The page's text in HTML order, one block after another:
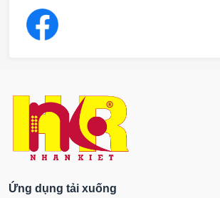
Ứng dụng tải xuống